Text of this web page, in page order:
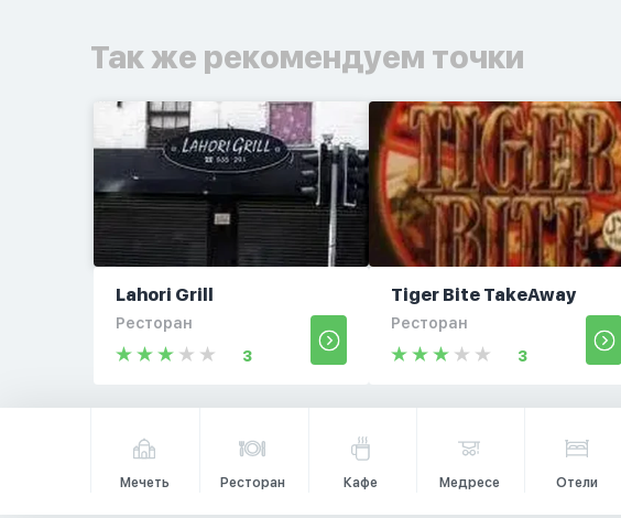
Так же рекомендуем точки
Lahori Grill
Ресторан
3
Tiger Bite TakeAway
Ресторан
3
Мечеть Ресторан Кафе Медресе Отели